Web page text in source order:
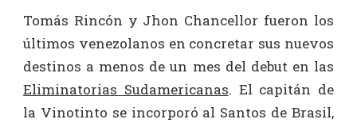
Tomás Rincón y Jhon Chancellor fueron los
últimos venezolanos en concretar sus nuevos
destinos a menos de un mes del debut en las
Eliminatorias Sudamericanas. El capitán de
la Vinotinto se incorporó al Santos de Brasil,